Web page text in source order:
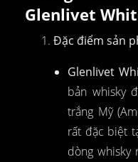
Glenlivet
Đặc điểm sản
Glenlivet
bản whisky
trắng Mỹ
rất đặc biệt
dòng whisky